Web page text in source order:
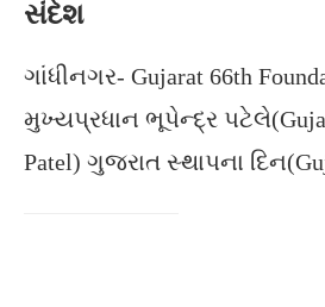
સંદેશ
ગાંધીનગર- Gujarat 66th
મુખ્યપ્રધાન ભૂપેન્દ્ર
Patel) ગુજરાત સ્થાપના